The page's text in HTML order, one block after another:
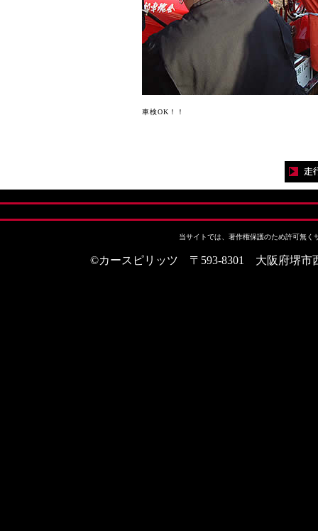
車検OK！！
当サイトでは、著作権保護のため許可無
©カースピリッツ 〒593-8301 大阪府堺市